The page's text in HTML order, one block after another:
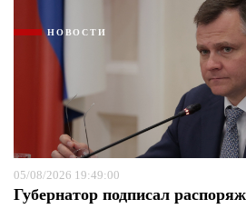
НОВОСТИ
05/08/2026 19:49:00
Губернатор подписал